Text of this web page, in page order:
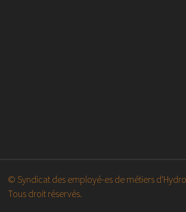
© Syndicat des employé-es de métiers
Tous droit réservés.